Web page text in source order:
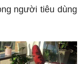
người tiêu dùng